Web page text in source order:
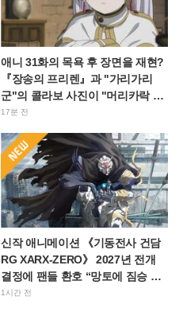
애니 31화의 목욕 후 장면을 재현?
『장송의 프리렌』과 "가리가리
군"의 콜라보 사진이 "머리카락 바
스타올 감은 스타일"이라며 화제
17분 전
신작 애니메이션 《기동전사 건담
RG XARX-ZERO》 2027년 전개
결정에 팬들 환호 “망토에 짐승 같
은 팔이라니!!” “주인공기 엄청 잘
1시간 전